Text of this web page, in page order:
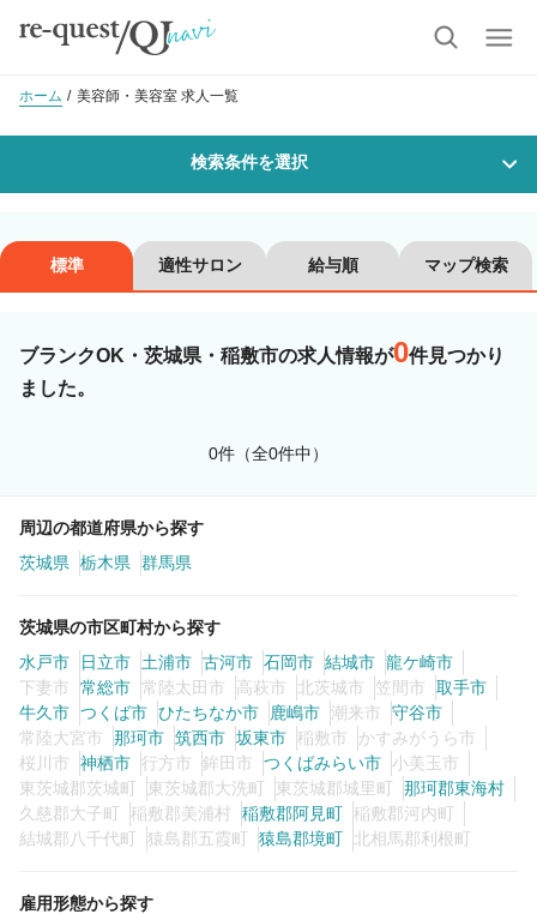
ホーム 美容師・美容室 求人一覧
検索条件を選択
沿線・駅を選択 市区町村を選択
稲敷市
美容師スタイリスト
カラーリスト
ヘアメイク・美容部員
ネイリスト エステティシャン
講師・インストラクター 営業・販売スタッフ・その他
雇用形態
標準 適性サロン 給与順 マップ検索
ブランクOK・茨城県・稲敷市の求人情報が0件見つかり
ました。
0件（全0件中）
周辺の都道府県から探す
茨城県
栃木県 群馬県
茨城県の市区町村から探す
水戸市
日立市 土浦市 古河市 石岡市 結城市 龍ケ崎市
下妻市
常総市 常陸太田市 高萩市 北茨城市 笠間市
取手市
牛久市 つくば市 ひたちなか市 鹿嶋市 潮来市
守谷市
常陸大宮市
那珂市 筑西市 坂東市 稲敷市
かすみがうら市
桜川市
神栖市 行方市 鉾田市 つくばみらい市 小美玉市
東茨城郡茨城町
東茨城郡大洗町 東茨城郡城里町
那珂郡東海村
久慈郡大子町
稲敷郡美浦村 稲敷郡阿見町 稲敷郡河内町
結城郡八千代町
猿島郡五霞町 猿島郡境町 北相馬郡利根町
雇用形態から探す